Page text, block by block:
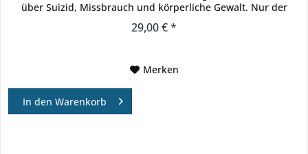
über Suizid, Missbrauch und körperliche Gewalt. Nur der
29,00 € *
Merken
In den Warenkorb